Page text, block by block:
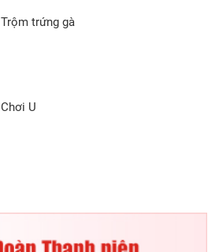
Trộm trứng gà
Chơi U